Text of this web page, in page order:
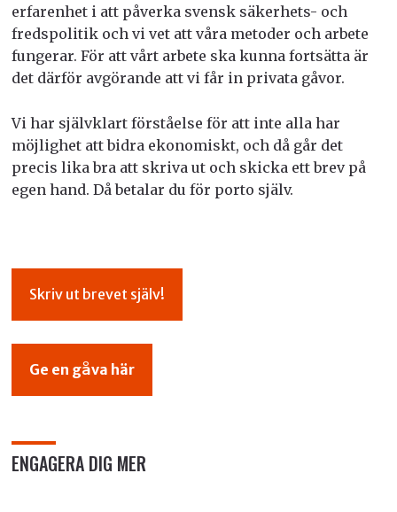
erfarenhet i att påverka svensk säkerhets- och
fredspolitik och vi vet att våra metoder och arbete
fungerar. För att vårt arbete ska kunna fortsätta är
det därför avgörande att vi får in privata gåvor.
Vi har självklart förståelse för att inte alla har
möjlighet att bidra ekonomiskt, och då går det
precis lika bra att skriva ut och skicka ett brev på
egen hand. Då betalar du för porto själv.
Skriv ut brevet själv!
Ge en gåva här
ENGAGERA DIG MER